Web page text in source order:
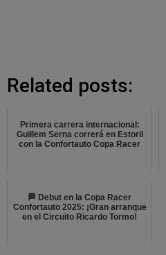
Related posts:
Primera carrera internacional:
Guillem Serna correrá en Estoril
con la Confortauto Copa Racer
🏁 Debut en la Copa Racer
Confortauto 2025: ¡Gran arranque
en el Circuito Ricardo Tormo!